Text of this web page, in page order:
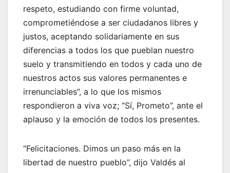
respeto, estudiando con firme voluntad,
comprometiéndose a ser ciudadanos libres y
justos, aceptando solidariamente en sus
diferencias a todos los que pueblan nuestro
suelo y transmitiendo en todos y cada uno de
nuestros actos sus valores permanentes e
irrenunciables”, a lo que los mismos
respondieron a viva voz; “Sí, Prometo”, ante el
aplauso y la emoción de todos los presentes.
“Felicitaciones. Dimos un paso más en la
libertad de nuestro pueblo”, dijo Valdés al